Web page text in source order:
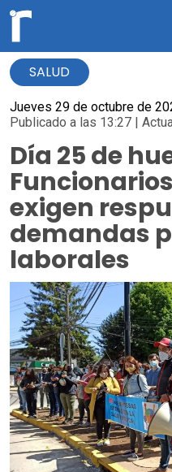
SALUD
Jueves 29 de octubre de
Publicado a las 13:27 |
Día 25 de
exigen
demandas
laborales